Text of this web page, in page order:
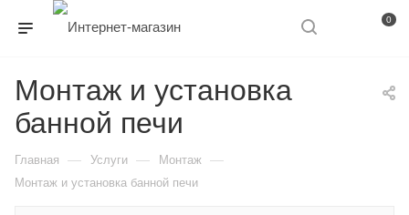
0
Монтаж и установка
банной печи
Главная — Услуги — Монтаж —
Монтаж и установка банной печи